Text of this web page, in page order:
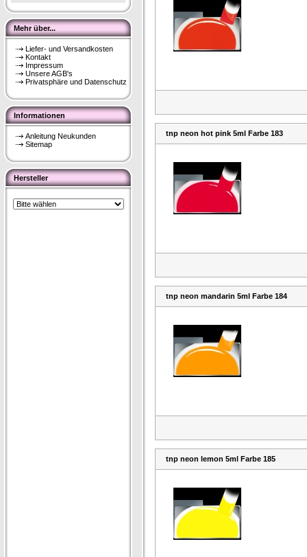
Mehr über...
Liefer- und Versandkosten
Kontakt
Impressum
Unsere AGB's
Privatsphäre und Datenschutz
Informationen
Anleitung Neukunden
Sitemap
Hersteller
tnp neon hot pink 5ml Farbe 183
tnp neon mandarin 5ml Farbe 184
tnp neon lemon 5ml Farbe 185